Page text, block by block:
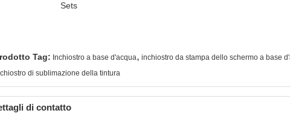
Sets
Tag: Inchiostro a base d'acqua, inchiostro da stampa dello schermo a base
di sublimazione della tintura
di contatto